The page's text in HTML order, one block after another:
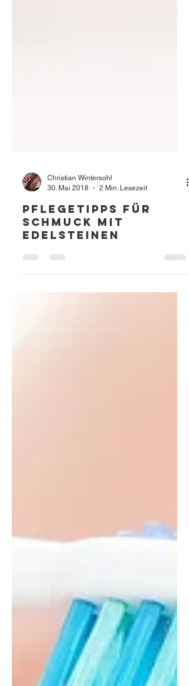
30. Mai 2018
2 Min. Lesezeit
Pflegetipps für
Schmuck mit
Edelsteinen